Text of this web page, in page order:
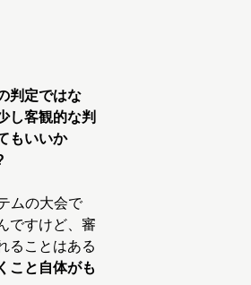
判定ではな
し客観的な判
もいいか
ムの大会で
ですけど、審
ることはある
こと自体がも